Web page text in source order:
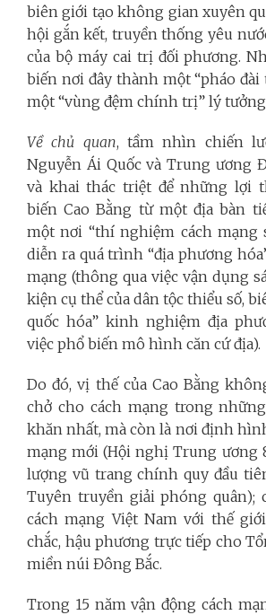
biên giới tạo không gian xuyên
hội gắn kết, truyền thống yêu
của bộ máy cai trị đối phương.
biến nơi đây thành một “pháo
một “vùng đệm chính trị” lý
Về chủ quan, tầm nhìn chiến
Nguyễn Ái Quốc và Trung ương
và khai thác triệt để những lợi
biến Cao Bằng từ một địa bàn
một nơi “thí nghiệm cách mạng
diễn ra quá trình “địa phương
mạng (thông qua việc vận dụng
kiện cụ thể của dân tộc thiểu số,
quốc hóa” kinh nghiệm địa
việc phổ biến mô hình căn cứ địa).
Do đó, vị thế của Cao Bằng
chở cho cách mạng trong
khăn nhất, mà còn là nơi định
mạng mới (Hội nghị Trung ương
lượng vũ trang chính quy đầu
Tuyên truyền giải phóng quân);
cách mạng Việt Nam với thế
chắc, hậu phương trực tiếp cho
miền núi Đông Bắc.
Trong 15 năm vận động cách